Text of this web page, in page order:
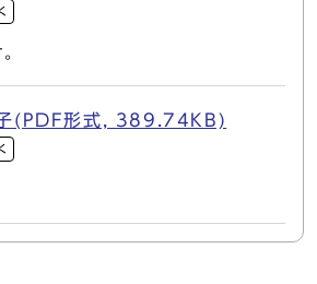
(PDF形式, 389.74KB)